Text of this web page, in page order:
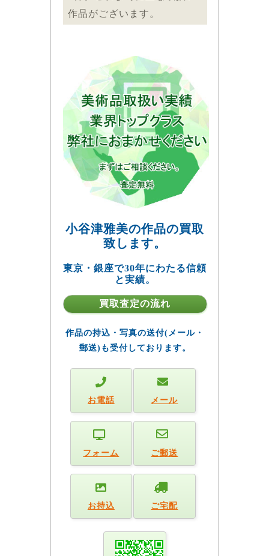
作品がございます。
小谷津雅美の作品の買取
致します。
東京・銀座で30年にわたる信頼
と実績。
買取査定の流れ
作品の持込・写真の送付(メール・
郵送)も受付しております。
お電話 メール
フォーム ご郵送
お持込 ご宅配